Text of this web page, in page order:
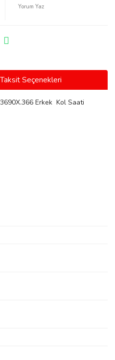
Yorum Yaz
Taksit Seçenekleri
Erkek Kol Saati